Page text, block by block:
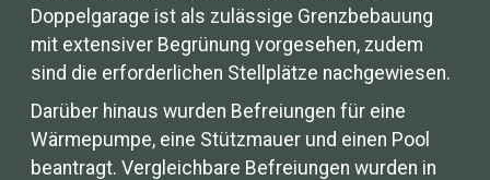
Doppelgarage ist als zulässige Grenzbebauung
mit extensiver Begrünung vorgesehen, zudem
sind die erforderlichen Stellplätze nachgewiesen.
Darüber hinaus wurden Befreiungen für eine
Wärmepumpe, eine Stützmauer und einen Pool
beantragt. Vergleichbare Befreiungen wurden in